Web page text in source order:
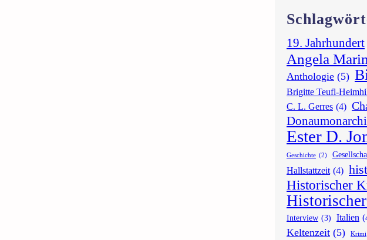
19. Jahrhundert
Angela
Anthologie (5)
Brigitte Teufl-
C. L. Gerres (4)
Ester D.
Geschichte (2)
Hallstattzeit (4)
Historischer
Interview (3) Italien
Keltenzeit (5) Krimi